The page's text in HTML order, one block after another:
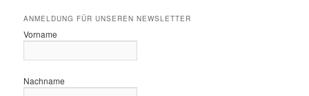
ANMELDUNG FÜR UNSEREN NEWSLETTER
Vorname
Nachname